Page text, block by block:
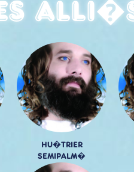
HU�TRIER
SEMIPALM�